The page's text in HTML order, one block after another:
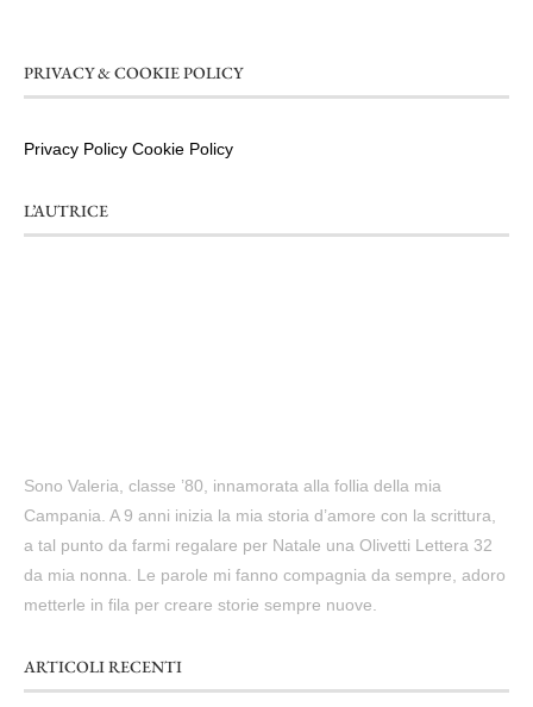
PRIVACY & COOKIE POLICY
Privacy Policy Cookie Policy
L’AUTRICE
Sono Valeria, classe ’80, innamorata alla follia della mia
Campania. A 9 anni inizia la mia storia d’amore con la scrittura,
a tal punto da farmi regalare per Natale una Olivetti Lettera 32
da mia nonna. Le parole mi fanno compagnia da sempre, adoro
metterle in fila per creare storie sempre nuove.
ARTICOLI RECENTI